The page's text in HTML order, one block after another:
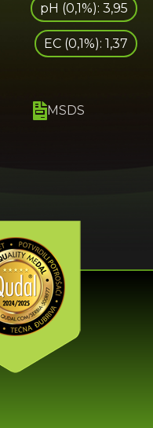
pH (0,1%): 3,95
EC (0,1%): 1,37
MSDS